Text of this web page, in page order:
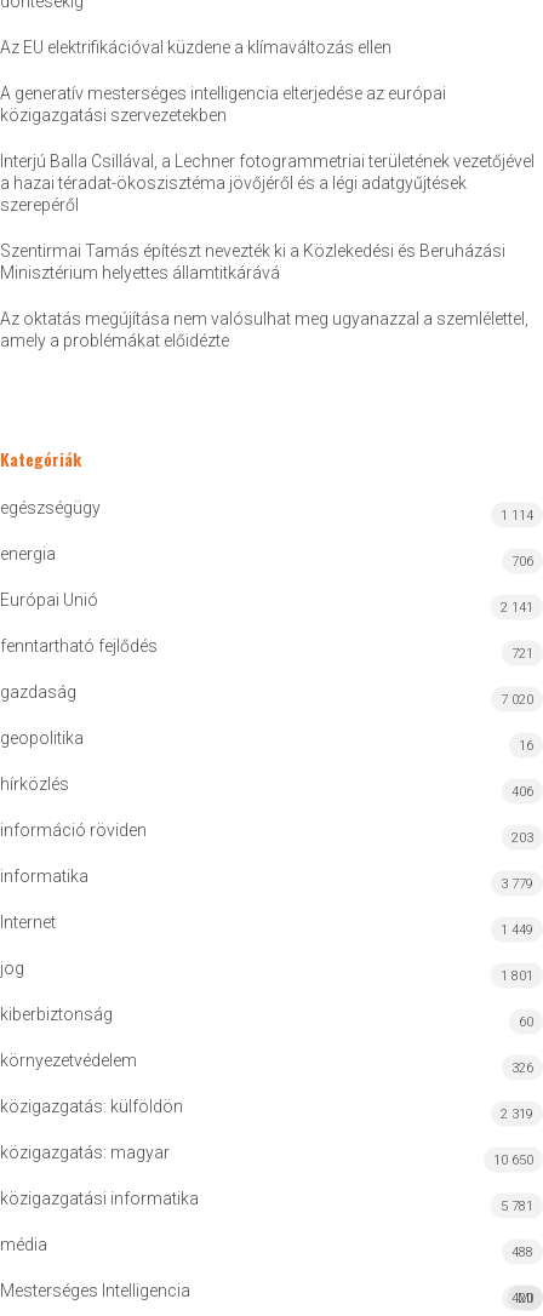
Az EU elektrifikációval küzdene a klímaváltozás ellen
A generatív mesterséges intelligencia elterjedése az európai
közigazgatási szervezetekben
Interjú Balla Csillával, a Lechner fotogrammetriai területének vezetőjével
a hazai téradat-ökoszisztéma jövőjéről és a légi adatgyűjtések
szerepéről
Szentirmai Tamás építészt nevezték ki a Közlekedési és Beruházási
Minisztérium helyettes államtitkárává
Az oktatás megújítása nem valósulhat meg ugyanazzal a szemlélettel,
amely a problémákat előidézte
Kategóriák
egészségügy 1 114
energia 706
Európai Unió 2 141
fenntartható fejlődés 721
gazdaság 7 020
geopolitika 16
hírközlés 406
információ röviden 203
informatika 3 779
Internet 1 449
jog 1 801
kiberbiztonság 60
környezetvédelem 326
közigazgatás: külföldön 2 319
közigazgatás: magyar 10 650
közigazgatási informatika 5 781
média 488
Mesterséges Intelligencia MI
420